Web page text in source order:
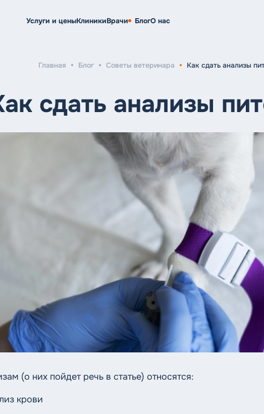
Услуги и ценыКлиникиВрачи БлогО нас
Главная Блог Советы ветеринара Как сдать анализы
сдать анализы
(о них пойдет речь в статье) относятся:
крови